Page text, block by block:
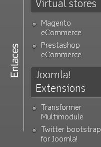
Virtual stores
Magento
eCommerce
Prestashop
eCommerce
Joomla!
Extensions
Transformer
Multimodule
Twitter bootstrap
for Joomla!